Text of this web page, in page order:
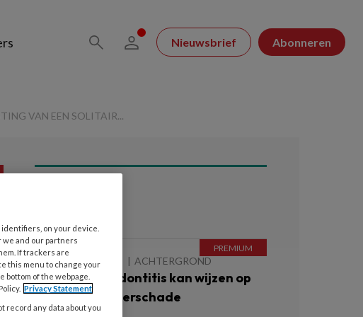
Nieuwsbrief Abonneren
VAN EEN SOLITAIR...
4 AUGUSTUS 2026 ACHTERGROND
Ernstige parodontitis kan wijzen op
beginnende nierschade
on your device.
we and our partners
If trackers are
this menu to change your
of the webpage.
Privacy Statement
record any data about you